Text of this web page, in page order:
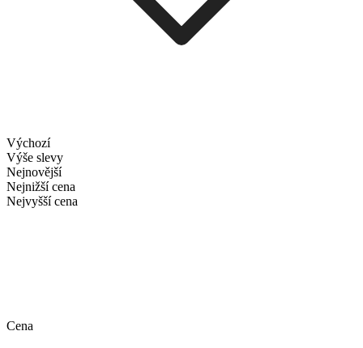
Výchozí
Výše slevy
Nejnovější
Nejnižší cena
Nejvyšší cena
Cena